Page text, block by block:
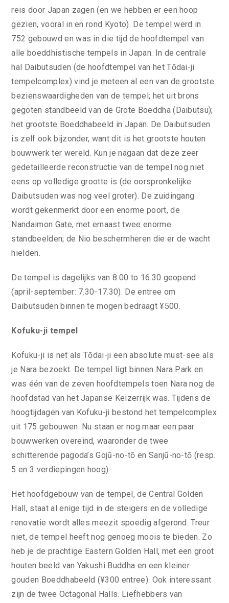
reis door Japan zagen (en we hebben er een hoop
gezien, vooral in en rond Kyoto). De tempel werd in
752 gebouwd en was in die tijd de hoofdtempel van
alle boeddhistische tempels in Japan. In de centrale
hal Daibutsuden (de hoofdtempel van het Tōdai-ji
tempelcomplex) vind je meteen al een van de grootste
bezienswaardigheden van de tempel; het uit brons
gegoten standbeeld van de Grote Boeddha (Daibutsu);
het grootste Boeddhabeeld in Japan. De Daibutsuden
is zelf ook bijzonder, want dit is het grootste houten
bouwwerk ter wereld. Kun je nagaan dat deze zeer
gedetailleerde reconstructie van de tempel nog niet
eens op volledige grootte is (de oorspronkelijke
Daibutsuden was nog veel groter). De zuidingang
wordt gekenmerkt door een enorme poort, de
Nandaimon Gate, met ernaast twee enorme
standbeelden; de Nio beschermheren die er de wacht
hielden.
De tempel is dagelijks van 8.00 to 16.30 geopend
(april-september: 7.30-17.30). De entree om
Daibutsuden binnen te mogen bedraagt ¥500.
Kofuku-ji tempel
Kofuku-ji is net als Tōdai-ji een absolute must-see als
je Nara bezoekt. De tempel ligt binnen Nara Park en
was één van de zeven hoofdtempels toen Nara nog de
hoofdstad van het Japanse Keizerrijk was. Tijdens de
hoogtijdagen van Kofuku-ji bestond het tempelcomplex
uit 175 gebouwen. Nu staan er nog maar een paar
bouwwerken overeind, waaronder de twee
schitterende pagoda’s Gojū-no-tō en Sanjū-no-tō (resp.
5 en 3 verdiepingen hoog).
Het hoofdgebouw van de tempel, de Central Golden
Hall, staat al enige tijd in de steigers en de volledige
renovatie wordt alles meezit spoedig afgerond. Treur
niet, de tempel heeft nog genoeg moois te bieden. Zo
heb je de prachtige Eastern Golden Hall, met een groot
houten beeld van Yakushi Buddha en een kleiner
gouden Boeddhabeeld (¥300 entree). Ook interessant
zijn de twee Octagonal Halls. Liefhebbers van